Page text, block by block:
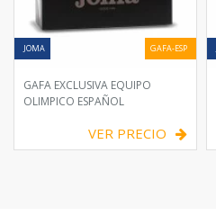
JOMA GAFA-ESP
GAFA EXCLUSIVA EQUIPO
OLIMPICO ESPAÑOL
VER PRECIO